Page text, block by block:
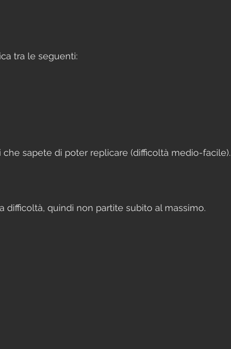
tra le seguenti:
sapete di poter replicare (difficoltà medio-facile).
quindi non partite subito al massimo.